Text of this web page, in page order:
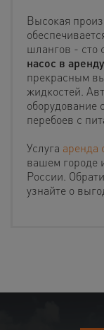
Высокая
шлангов - сто
насос в аренду
прекрасным
жидкостей.
оборудование
перебоев с
Услуга аренда
вашем городе
России.
узнайте о